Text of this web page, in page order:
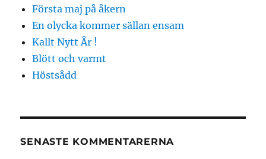
Första maj på åkern
En olycka kommer sällan ensam
Kallt Nytt År !
Blött och varmt
Höstsådd
SENASTE KOMMENTARERNA